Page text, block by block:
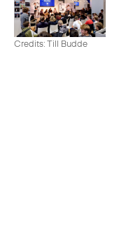
Credits: Till Budde